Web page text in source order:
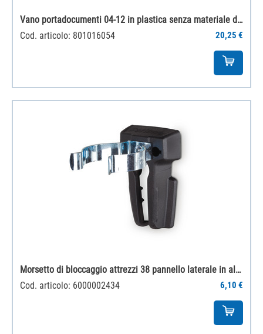
Vano portadocumenti 04-12 in plastica senza materiale di fissaggio
Cod. articolo: 801016054
20,25 €
Morsetto di bloccaggio attrezzi 38 pannello laterale in alluminio
Cod. articolo: 6000002434
6,10 €